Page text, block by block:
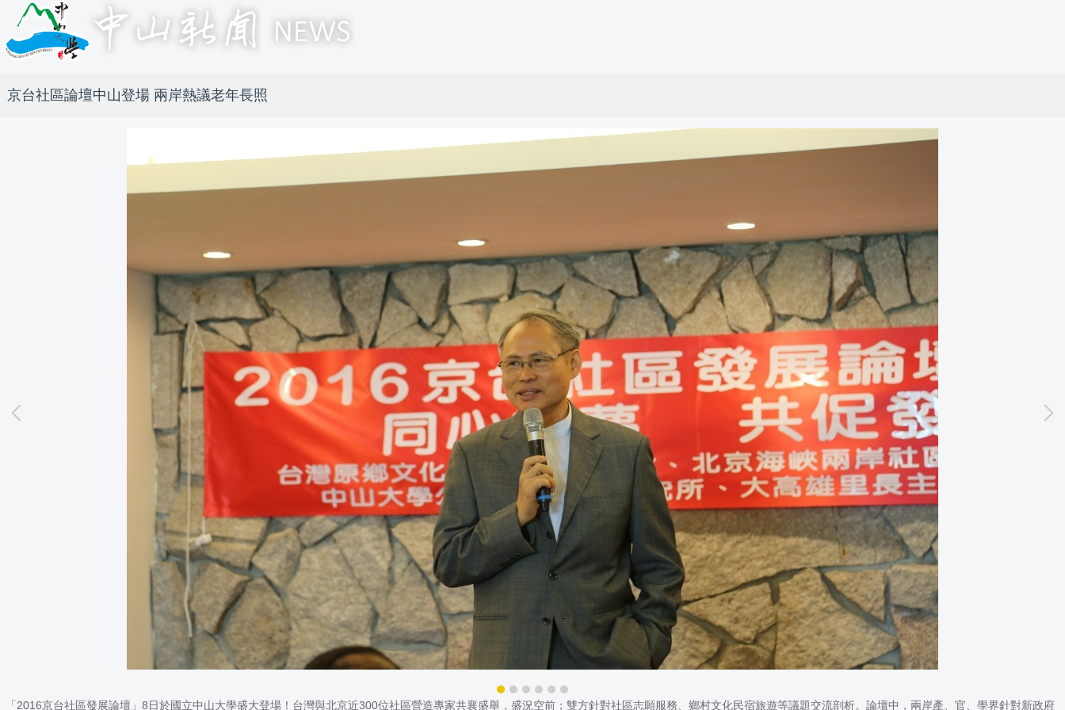
京台社區論壇中山登場 兩岸熱議老年長照
「2016京台社區發展論壇」8日於國立中山大學盛大登場！台灣與北京近300位社區營造專家共襄盛舉，盛況空前；雙方針對社區志願服務、鄉村文化民宿旅遊等議題交流剖析。論壇中，兩岸產、官、學界針對新政府